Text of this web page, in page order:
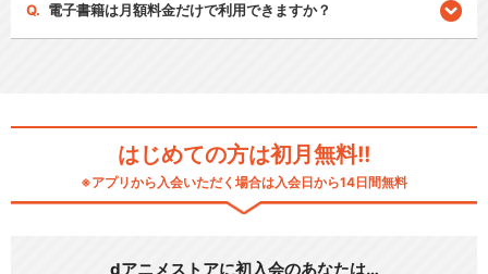
電子書籍は月額料金だけで利用できますか？
はじめての方は初月無料!!
※アプリから入会いただく場合は入会日から14日間無料
dアニメストアに初入会のあなたは…